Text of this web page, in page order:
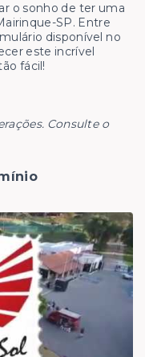
o sonho de ter uma
SP. Entre
disponível no
este incrível
fácil!
Consulte o